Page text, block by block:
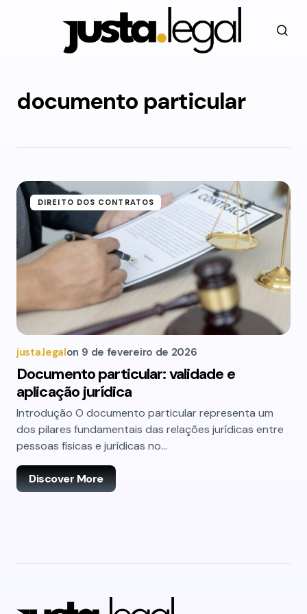
documento particular
DIREITO DOS CONTRATOS
justa.legalon 9 de fevereiro de 2026
Documento particular: validade e
aplicação jurídica
Introdução O documento particular representa um
dos pilares fundamentais das relações jurídicas entre
pessoas físicas e jurídicas no…
Discover More